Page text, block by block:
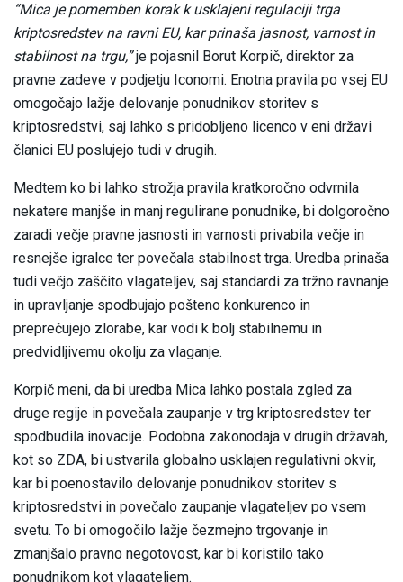
“Mica je pomemben korak k usklajeni regulaciji trga
kriptosredstev na ravni EU, kar prinaša jasnost, varnost in
stabilnost na trgu,”je pojasnil Borut Korpič, direktor za
pravne zadeve v podjetju Iconomi. Enotna pravila po vsej EU
omogočajo lažje delovanje ponudnikov storitev s
kriptosredstvi, saj lahko s pridobljeno licenco v eni državi
članici EU poslujejo tudi v drugih.
Medtem ko bi lahko strožja pravila kratkoročno odvrnila
nekatere manjše in manj regulirane ponudnike, bi dolgoročno
zaradi večje pravne jasnosti in varnosti privabila večje in
resnejše igralce ter povečala stabilnost trga. Uredba prinaša
tudi večjo zaščito vlagateljev, saj standardi za tržno ravnanje
in upravljanje spodbujajo pošteno konkurenco in
preprečujejo zlorabe, kar vodi k bolj stabilnemu in
predvidljivemu okolju za vlaganje.
Korpič meni, da bi uredba Mica lahko postala zgled za
druge regije in povečala zaupanje v trg kriptosredstev ter
spodbudila inovacije. Podobna zakonodaja v drugih državah,
kot so ZDA, bi ustvarila globalno usklajen regulativni okvir,
kar bi poenostavilo delovanje ponudnikov storitev s
kriptosredstvi in povečalo zaupanje vlagateljev po vsem
svetu. To bi omogočilo lažje čezmejno trgovanje in
zmanjšalo pravno negotovost, kar bi koristilo tako
ponudnikom kot vlagateljem.